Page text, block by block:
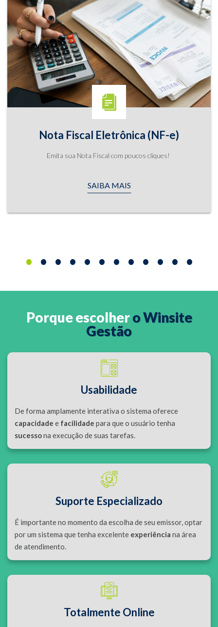
Nota Fiscal Eletrônica (NF-e)
Emita sua Nota Fiscal com poucos cliques!
SAIBA MAIS
• • • • • • • • • • • •
Porque escolhero Winsite
Gestão
Usabilidade
De forma amplamente interativa o sistema oferece
capacidade e facilidade para que o usuário tenha
sucessona execução de suas tarefas.
Suporte Especializado
É importante no momento da escolha de seu emissor, optar
por um sistema que tenha excelente experiência na área
de atendimento.
Totalmente Online